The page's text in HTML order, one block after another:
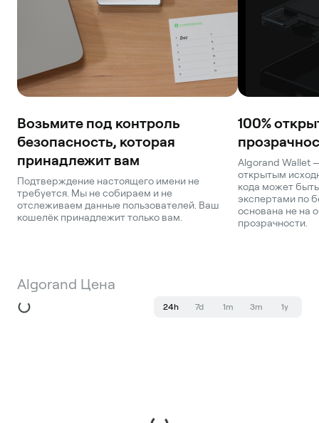
Возьмите под контроль
безопасность, которая
принадлежит вам
Подтверждение настоящего имени не
требуется. Мы не собираем и не
отслеживаем данные пользователей. Ваш
кошелёк принадлежит только вам.
100%
Algorand Wallet
открытым
кода может
экспертами по
основана не на
прозрачности.
Algorand Цена
24h 7d 1m 3m 1y